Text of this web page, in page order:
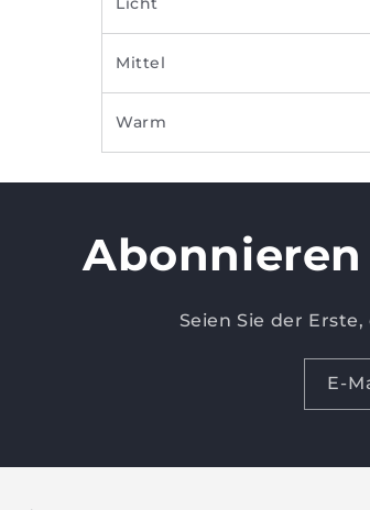
Mittel
Warm
Seien Sie der
E-